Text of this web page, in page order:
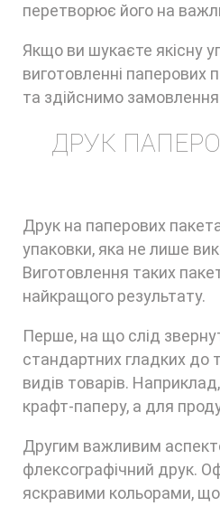
перетворює його на
Якщо ви шукаєте якісну
виготовленні
та здійснимо
ДРУК
Друк на паперових
упаковки, яка не лише
Виготовлення таких
найкращого результату.
Перше, на що слід
стандартних гладких до
видів товарів.
крафт-паперу, а для
Другим важливим
флексографічний друк.
яскравими кольорами, що